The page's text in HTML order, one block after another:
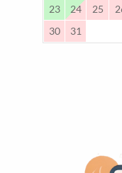
23
24 25
30
31